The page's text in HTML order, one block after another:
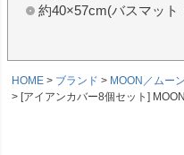
約40×57cm(バスマット
HOME ブランド
MOON／ムーン
[アイアンカバー8個セット]